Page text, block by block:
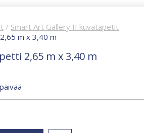
/ Smart Art Gallery II kuvatapetit
m x 3,40 m
2,65 m x 3,40 m